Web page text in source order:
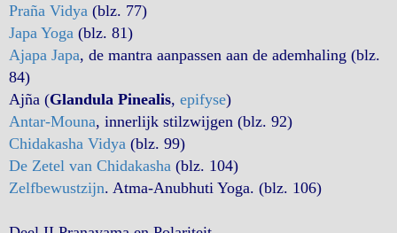
Praña Vidya (blz. 77)
Japa Yoga (blz. 81)
Ajapa Japa, de mantra aanpassen aan de ademhaling (blz.
84)
Ajña (Glandula Pinealis, epifyse)
Antar-Mouna, innerlijk stilzwijgen (blz. 92)
Chidakasha Vidya (blz. 99)
De Zetel van Chidakasha (blz. 104)
Zelfbewustzijn. Atma-Anubhuti Yoga. (blz. 106)